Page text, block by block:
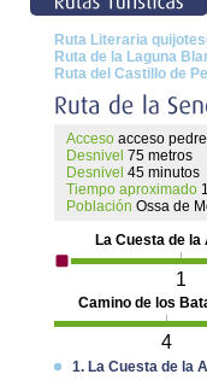
Ruta Literaria
Ruta de la Laguna
Ruta del Castillo de
Acceso acceso
Desnivel 75 metros
Desnivel 45 minutos
Tiempo aproximado
Población Ossa de
La Cuesta de la
1
Camino de los
4
1. La Cuesta de la